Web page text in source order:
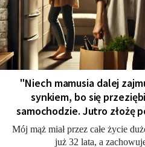
"Niech mamusia dalej
synkiem, bo się
samochodzie. Jutro złożę
Mój mąż miał przez całe życie
już 32 lata, a